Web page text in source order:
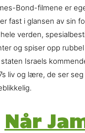
Bond-filmene er
fast i glansen av sin
verden,
og spiser opp
Israels
liv og lære, de ser
Når